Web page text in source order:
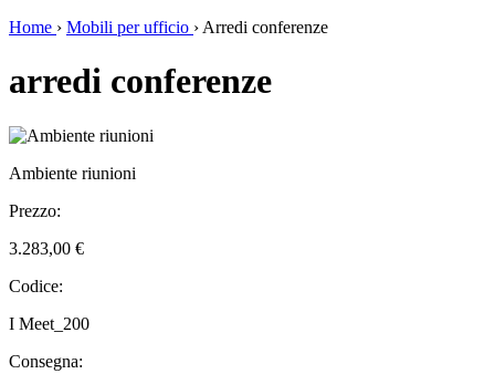
Home › Mobili per ufficio › Arredi conferenze
arredi conferenze
Ambiente riunioni
Prezzo:
3.283,00 €
Codice:
I Meet_200
Consegna: